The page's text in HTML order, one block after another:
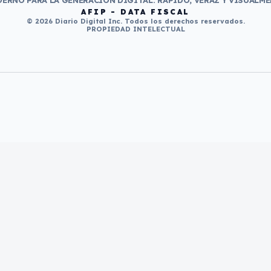
AFIP - DATA FISCAL
© 2026 Diario Digital Inc. Todos los derechos reservados.
PROPIEDAD INTELECTUAL